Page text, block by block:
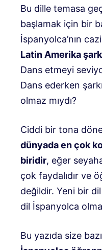
Bu dille temasa
başlamak için bir
İspanyolca’nın
Latin Amerika
Dans etmeyi
Dans ederken
olmaz mıydı?
Ciddi bir tona
dünyada en çok
biridir, eğer
çok faydalıdır ve
değildir. Yeni bir
dil İspanyolca
Bu yazıda size